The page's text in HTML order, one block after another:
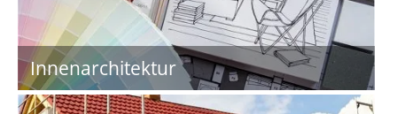
Innenarchitektur